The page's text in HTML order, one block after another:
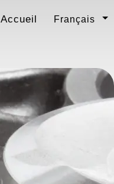
Accueil Français